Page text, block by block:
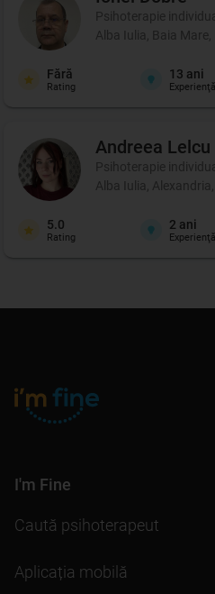
Psihoterapie
Alba Iulia, Baia
Fără
Rating
13 ani
Experienţă
Andreea Lelcu
Psihoterapie
Alba Iulia,
5.0
Rating
2 ani
Experienţă
I'm Fine
Caută psihoterapeut
Aplicația mobilă